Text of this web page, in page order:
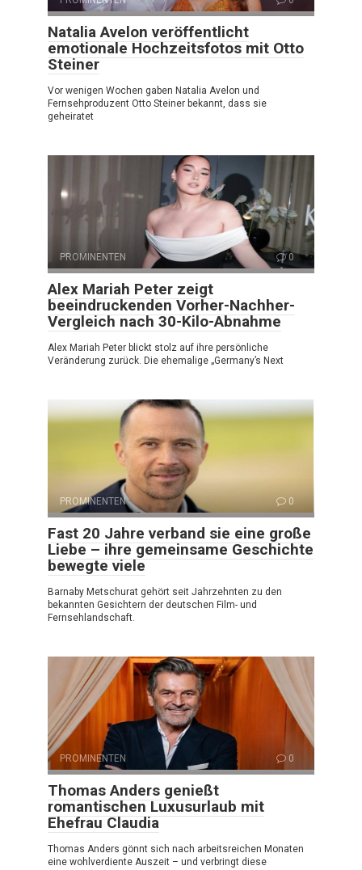
Natalia Avelon veröffentlicht
emotionale Hochzeitsfotos mit Otto
Steiner
Vor wenigen Wochen gaben Natalia Avelon und
Fernsehproduzent Otto Steiner bekannt, dass sie
geheiratet
PROMINENTEN 0
Alex Mariah Peter zeigt
beeindruckenden Vorher-Nachher-
Vergleich nach 30-Kilo-Abnahme
Alex Mariah Peter blickt stolz auf ihre persönliche
Veränderung zurück. Die ehemalige „Germany’s Next
PROMINENTEN 0
Fast 20 Jahre verband sie eine große
Liebe – ihre gemeinsame Geschichte
bewegte viele
Barnaby Metschurat gehört seit Jahrzehnten zu den
bekannten Gesichtern der deutschen Film- und
Fernsehlandschaft.
PROMINENTEN 0
Thomas Anders genießt
romantischen Luxusurlaub mit
Ehefrau Claudia
Thomas Anders gönnt sich nach arbeitsreichen Monaten
eine wohlverdiente Auszeit – und verbringt diese